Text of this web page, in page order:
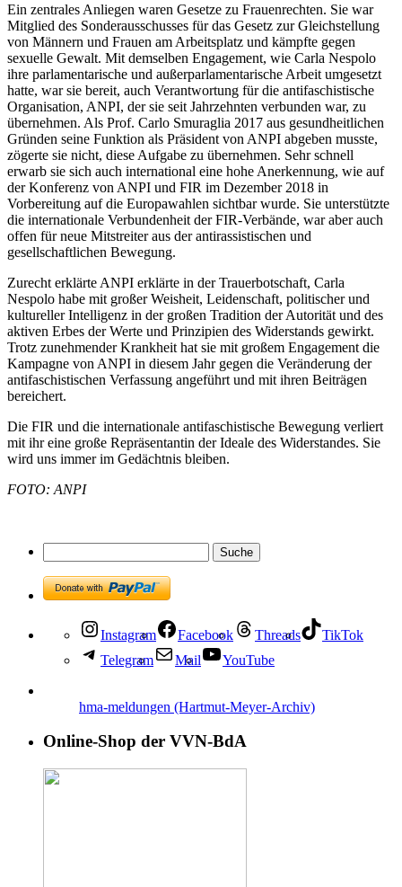
Ein zentrales Anliegen waren Gesetze zu Frauenrechten. Sie war
Mitglied des Sonderausschusses für das Gesetz zur Gleichstellung
von Männern und Frauen am Arbeitsplatz und kämpfte gegen
sexuelle Gewalt. Mit demselben Engagement, wie Carla Nespolo
ihre parlamentarische und außerparlamentarische Arbeit umgesetzt
hatte, war sie bereit, auch Verantwortung für die antifaschistische
Organisation, ANPI, der sie seit Jahrzehnten verbunden war, zu
übernehmen. Als Prof. Carlo Smuraglia 2017 aus gesundheitlichen
Gründen seine Funktion als Präsident von ANPI abgeben musste,
zögerte sie nicht, diese Aufgabe zu übernehmen. Sehr schnell
erwarb sie sich auch international eine hohe Anerkennung, wie auf
der Konferenz von ANPI und FIR im Dezember 2018 in
Vorbereitung auf die Europawahlen sichtbar wurde. Sie unterstützte
die internationale Verbundenheit der FIR-Verbände, war aber auch
offen für neue Mitstreiter aus der antirassistischen und
gesellschaftlichen Bewegung.
Zurecht erklärte ANPI erklärte in der Trauerbotschaft, Carla
Nespolo habe mit großer Weisheit, Leidenschaft, politischer und
kultureller Intelligenz in der großen Tradition der Autorität und des
aktiven Erbes der Werte und Prinzipien des Widerstands gewirkt.
Trotz zunehmender Krankheit hat sie mit großem Engagement die
Kampagne von ANPI in diesem Jahr gegen die Veränderung der
antifaschistischen Verfassung angeführt und mit ihren Beiträgen
bereichert.
Die FIR und die internationale antifaschistische Bewegung verliert
mit ihr eine große Repräsentantin der Ideale des Widerstandes. Sie
wird uns immer im Gedächtnis bleiben.
FOTO: ANPI
Instagram Facebook Threads
TikTok
Telegram
Mail YouTube
hma-meldungen (Hartmut-Meyer-Archiv)
Online-Shop der VVN-BdA